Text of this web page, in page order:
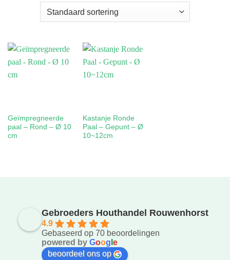
Geïmpregneerde
paal – Rond – Ø 10
cm
Kastanje Ronde
Paal – Gepunt – Ø
10~12cm
Gebroeders Houthandel Rouwenhorst
4.9
Gebaseerd op 70 beoordelingen
powered by Goog e
beoordeel ons op